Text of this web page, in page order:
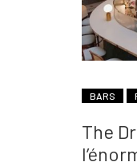
BARS
The